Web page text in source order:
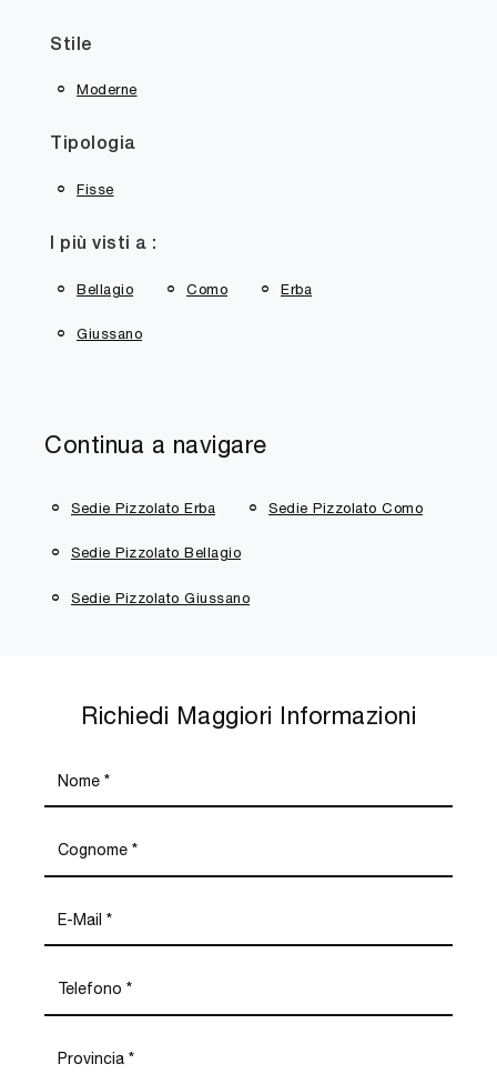
Stile
Moderne
Tipologia
Fisse
I più visti a :
Bellagio Como Erba
Giussano
Continua a navigare
Sedie Pizzolato Erba Sedie Pizzolato Como
Sedie Pizzolato Bellagio
Sedie Pizzolato Giussano
Richiedi Maggiori Informazioni